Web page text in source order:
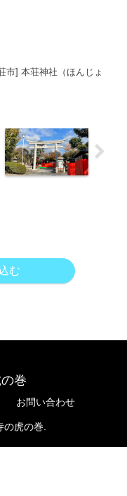
市] 本荘神社（ほんじょ
む
巻
お問い合わせ
虎の巻.